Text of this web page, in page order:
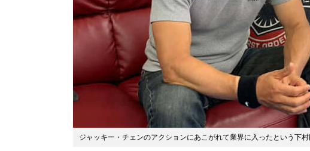
ジャッキー・チェンのアクションにあこがれて業界に入ったという下村